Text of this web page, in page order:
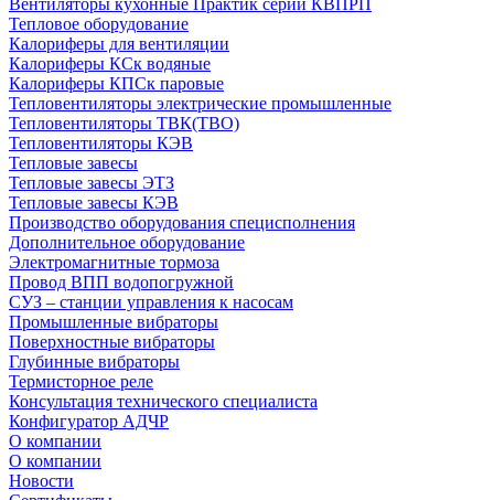
Вентиляторы кухонные Практик серии КВПРП
Тепловое оборудование
Калориферы для вентиляции
Калориферы КСк водяные
Калориферы КПСк паровые
Тепловентиляторы электрические промышленные
Тепловентиляторы ТВК(ТВО)
Тепловентиляторы КЭВ
Тепловые завесы
Тепловые завесы ЭТЗ
Тепловые завесы КЭВ
Производство оборудования специсполнения
Дополнительное оборудование
Электромагнитные тормоза
Провод ВПП водопогружной
СУЗ – станции управления к насосам
Промышленные вибраторы
Поверхностные вибраторы
Глубинные вибраторы
Термисторное реле
Консультация технического специалиста
Конфигуратор АДЧР
О компании
О компании
Новости